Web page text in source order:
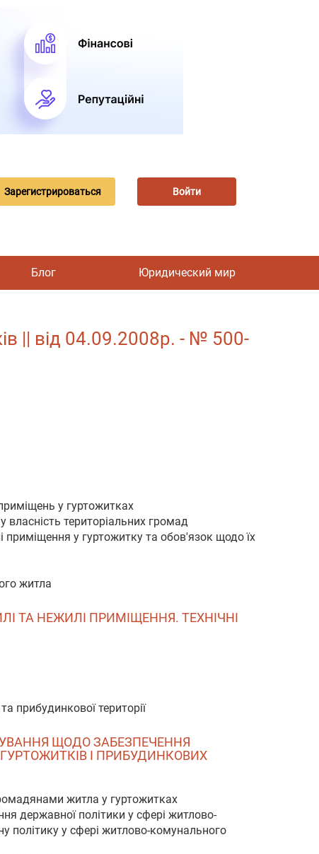
Зарегистрироваться Войти
Блог Юридический мир
|| від 04.09.2008р. - № 500-
у гуртожитках
територіальних громад
у гуртожитку та обов'язок щодо їх
житла
ТА НЕЖИЛІ ПРИМІЩЕННЯ. ТЕХНІЧНІ
прибудинкової території
ЩОДО ЗАБЕЗПЕЧЕННЯ
І ПРИБУДИНКОВИХ
житла у гуртожитках
державної політики у сфері житлово-
політику у сфері житлово-комунального